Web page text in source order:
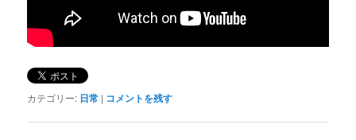
カテゴリー: 日常 | コメントを残す